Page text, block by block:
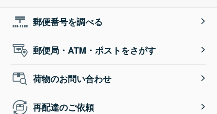
郵便番号を調べる
郵便局・ATM・ポストをさがす
荷物のお問い合わせ
再配達のご依頼